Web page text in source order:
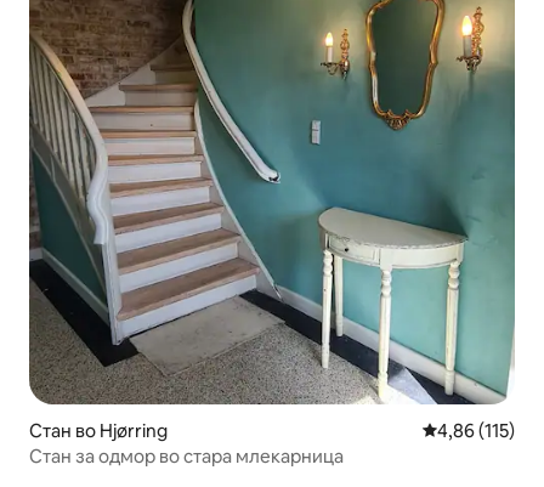
Стан во Hjørring Просечна
4,86 (115)
Стан за одмор во стара млекарница